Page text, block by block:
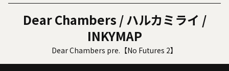
Dear Chambers / ハルカミライ /
INKYMAP
Dear Chambers pre.【No Futures 2】